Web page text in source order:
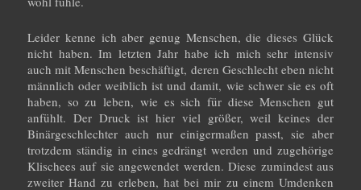
Leider kenne ich aber genug Menschen, die dieses Glück
nicht haben. Im letzten Jahr habe ich mich sehr intensiv
auch mit Menschen beschäftigt, deren Geschlecht eben nicht
männlich oder weiblich ist und damit, wie schwer sie es oft
haben, so zu leben, wie es sich für diese Menschen gut
anfühlt. Der Druck ist hier viel größer, weil keines der
Binärgeschlechter auch nur einigermaßen passt, sie aber
trotzdem ständig in eines gedrängt werden und zugehörige
Klischees auf sie angewendet werden. Diese zumindest aus
zweiter Hand zu erleben, hat bei mir zu einem Umdenken